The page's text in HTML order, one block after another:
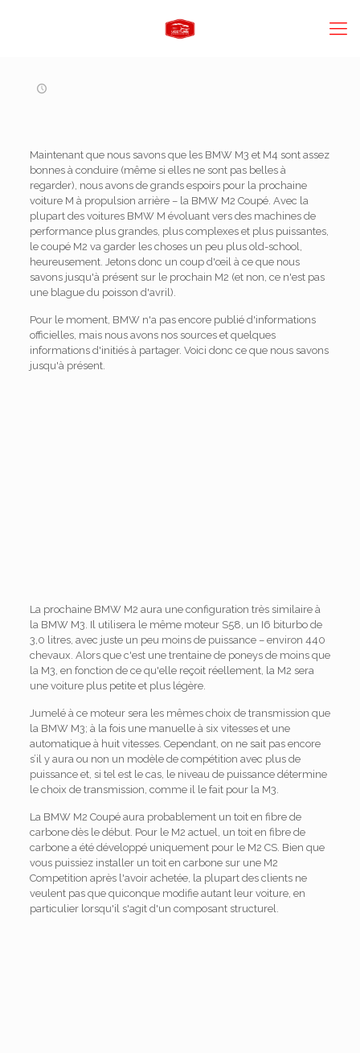
Maintenant que nous savons que les BMW M3 et M4 sont assez
bonnes à conduire (même si elles ne sont pas belles à
regarder), nous avons de grands espoirs pour la prochaine
voiture M à propulsion arrière – la BMW M2 Coupé. Avec la
plupart des voitures BMW M évoluant vers des machines de
performance plus grandes, plus complexes et plus puissantes,
le coupé M2 va garder les choses un peu plus old-school,
heureusement. Jetons donc un coup d'œil à ce que nous
savons jusqu'à présent sur le prochain M2 (et non, ce n'est pas
une blague du poisson d'avril).
Pour le moment, BMW n'a pas encore publié d'informations
officielles, mais nous avons nos sources et quelques
informations d'initiés à partager. Voici donc ce que nous savons
jusqu'à présent.
La prochaine BMW M2 aura une configuration très similaire à
la BMW M3. Il utilisera le même moteur S58, un I6 biturbo de
3,0 litres, avec juste un peu moins de puissance – environ 440
chevaux. Alors que c'est une trentaine de poneys de moins que
la M3, en fonction de ce qu'elle reçoit réellement, la M2 sera
une voiture plus petite et plus légère.
Jumelé à ce moteur sera les mêmes choix de transmission que
la BMW M3; à la fois une manuelle à six vitesses et une
automatique à huit vitesses. Cependant, on ne sait pas encore
s’il y aura ou non un modèle de compétition avec plus de
puissance et, si tel est le cas, le niveau de puissance détermine
le choix de transmission, comme il le fait pour la M3.
La BMW M2 Coupé aura probablement un toit en fibre de
carbone dès le début. Pour le M2 actuel, un toit en fibre de
carbone a été développé uniquement pour le M2 CS. Bien que
vous puissiez installer un toit en carbone sur une M2
Competition après l'avoir achetée, la plupart des clients ne
veulent pas que quiconque modifie autant leur voiture, en
particulier lorsqu'il s'agit d'un composant structurel.